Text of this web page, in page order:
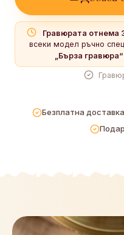
Гравюрата отнема
всеки модел ръчно
„Бърза гравюра“
Безплатна
Това е подарък -
скрием цените от пратката, за
лимитирани серии
Желая фактура на
Доставка